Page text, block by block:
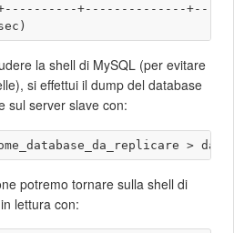
+--------------
la shell di MySQL (per evitare
si effettui il dump del database
sul server slave con:
potremo tornare sulla shell di
lettura con: